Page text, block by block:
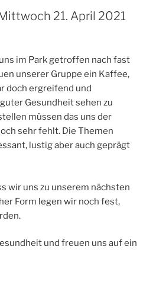
21. April 2021
im Park getroffen nach fast
unserer Gruppe ein Kaffee,
doch ergreifend und
Gesundheit sehen zu
müssen das uns der
sehr fehlt. Die Themen
lustig aber auch geprägt
wir uns zu unserem nächsten
Form legen wir noch fest,
und freuen uns auf ein